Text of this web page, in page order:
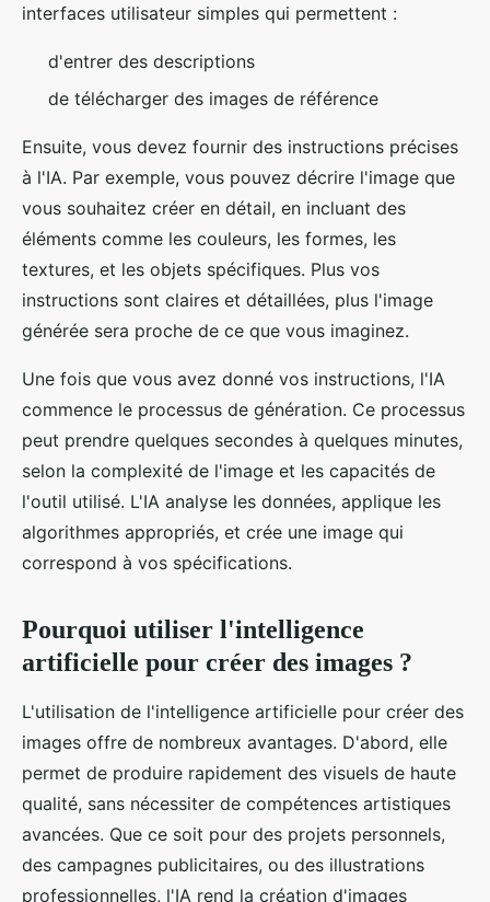
interfaces utilisateur simples qui permettent :
d'entrer des descriptions
de télécharger des images de référence
Ensuite, vous devez fournir des instructions précises
à l'IA. Par exemple, vous pouvez décrire l'image que
vous souhaitez créer en détail, en incluant des
éléments comme les couleurs, les formes, les
textures, et les objets spécifiques. Plus vos
instructions sont claires et détaillées, plus l'image
générée sera proche de ce que vous imaginez.
Une fois que vous avez donné vos instructions, l'IA
commence le processus de génération. Ce processus
peut prendre quelques secondes à quelques minutes,
selon la complexité de l'image et les capacités de
l'outil utilisé. L'IA analyse les données, applique les
algorithmes appropriés, et crée une image qui
correspond à vos spécifications.
Pourquoi utiliser l'intelligence
artificielle pour créer des images ?
L'utilisation de l'intelligence artificielle pour créer des
images offre de nombreux avantages. D'abord, elle
permet de produire rapidement des visuels de haute
qualité, sans nécessiter de compétences artistiques
avancées. Que ce soit pour des projets personnels,
des campagnes publicitaires, ou des illustrations
professionnelles, l'IA rend la création d'images